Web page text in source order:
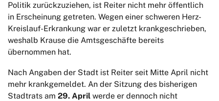
Politik zurückzuziehen, ist Reiter nicht mehr öffentlich
in Erscheinung getreten. Wegen einer schweren Herz-
Kreislauf-Erkrankung war er zuletzt krankgeschrieben,
weshalb Krause die Amtsgeschäfte bereits
übernommen hat.
Nach Angaben der Stadt ist Reiter seit Mitte April nicht
mehr krankgemeldet. An der Sitzung des bisherigen
Stadtrats am 29. April werde er dennoch nicht